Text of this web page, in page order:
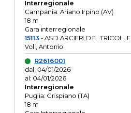
Interregionale
Campania: Ariano Irpino (AV)
18 m
Gara interregionale
15113- ASD ARCIERI DEL TRICOLLE
Voli, Antonio
R2616001
dal: 04/01/2026
al: 04/01/2026
Interregionale
Puglia: Crispiano (TA)
18 m